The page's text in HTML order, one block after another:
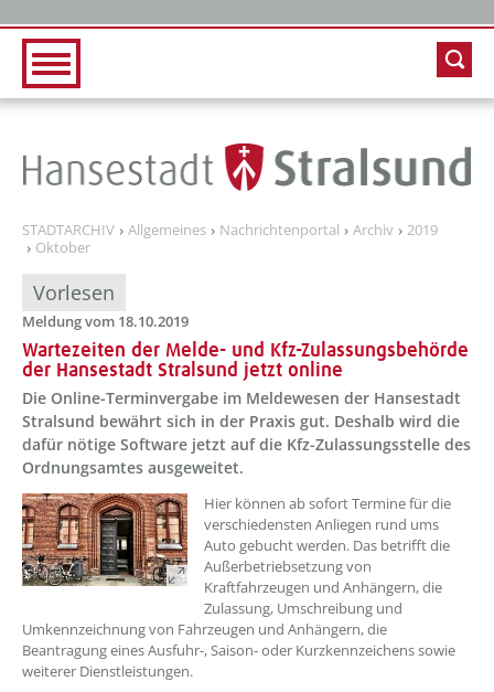
STADTARCHIV Allgemeines Nachrichtenportal Archiv
2019
Oktober
Vorlesen
Meldung vom 18.10.2019
Wartezeiten der Melde- und Kfz-Zulassungsbehörde
der Hansestadt Stralsund jetzt online
Die Online-Terminvergabe im Meldewesen der Hansestadt
Stralsund bewährt sich in der Praxis gut. Deshalb wird die
dafür nötige Software jetzt auf die Kfz-Zulassungsstelle des
Ordnungsamtes ausgeweitet.
Hier können ab sofort Termine für die
verschiedensten Anliegen rund ums
Auto gebucht werden. Das betrifft die
Außerbetriebsetzung von
Kraftfahrzeugen und Anhängern, die
Zulassung, Umschreibung und
Umkennzeichnung von Fahrzeugen und Anhängern, die
Beantragung eines Ausfuhr-, Saison- oder Kurzkennzeichens sowie
weiterer Dienstleistungen.